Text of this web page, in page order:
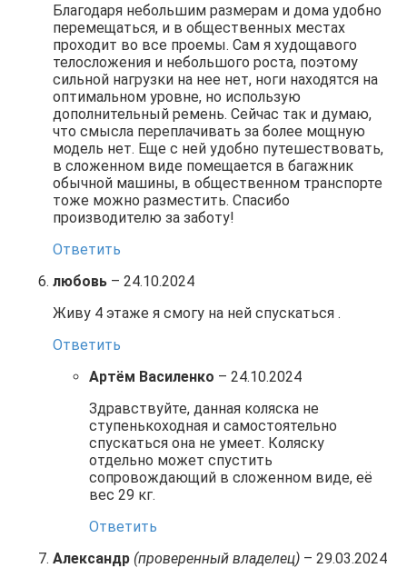
Благодаря небольшим размерам и дома удобно
перемещаться, и в общественных местах
проходит во все проемы. Сам я худощавого
телосложения и небольшого роста, поэтому
сильной нагрузки на нее нет, ноги находятся на
оптимальном уровне, но использую
дополнительный ремень. Сейчас так и думаю,
что смысла переплачивать за более мощную
модель нет. Еще с ней удобно путешествовать,
в сложенном виде помещается в багажник
обычной машины, в общественном транспорте
тоже можно разместить. Спасибо
производителю за заботу!
Ответить
любовь – 24.10.2024
Живу 4 этаже я смогу на ней спускаться .
Ответить
Артём Василенко – 24.10.2024
Здравствуйте, данная коляска не
ступенькоходная и самостоятельно
спускаться она не умеет. Коляску
отдельно может спустить
сопровождающий в сложенном виде, её
вес 29 кг.
Ответить
Александр (проверенный владелец) – 29.03.2024